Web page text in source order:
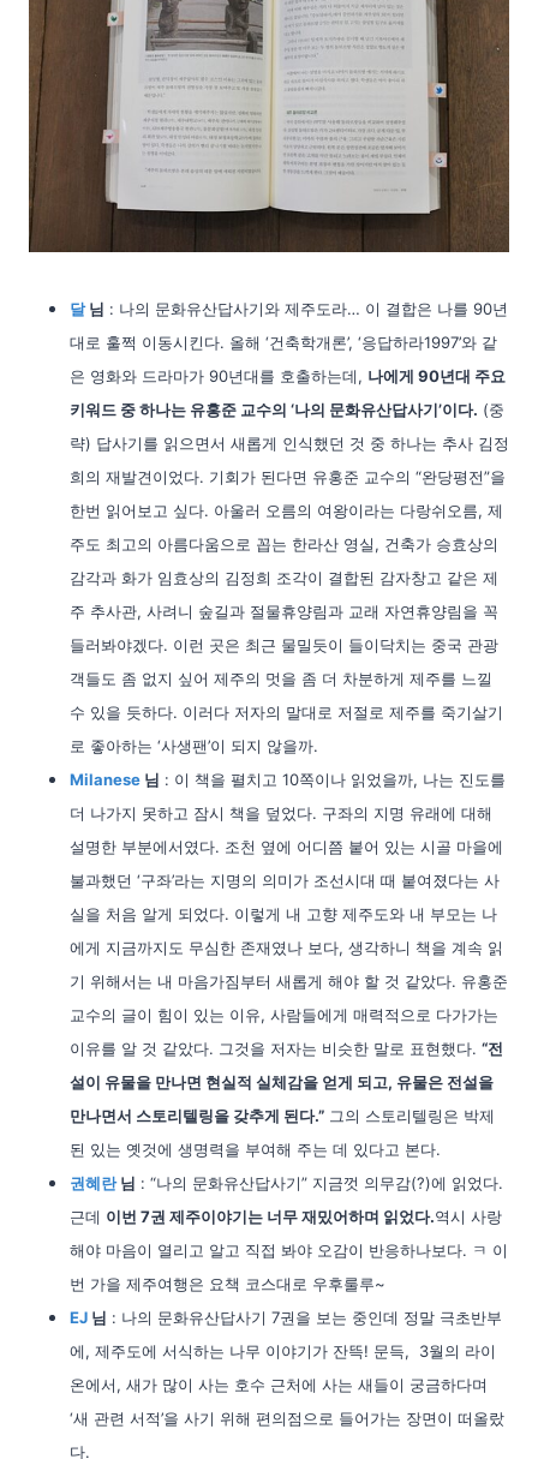
달님 : 나의 문화유산답사기와 제주도라… 이 결합은 나를 90년
대로 훌쩍 이동시킨다. 올해 ‘건축학개론’, ‘응답하라1997’와 같
은 영화와 드라마가 90년대를 호출하는데, 나에게 90년대 주요
키워드 중 하나는 유홍준 교수의 ‘나의 문화유산답사기’이다. (중
략) 답사기를 읽으면서 새롭게 인식했던 것 중 하나는 추사 김정
희의 재발견이었다. 기회가 된다면 유홍준 교수의 “완당평전”을
한번 읽어보고 싶다. 아울러 오름의 여왕이라는 다랑쉬오름, 제
주도 최고의 아름다움으로 꼽는 한라산 영실, 건축가 승효상의
감각과 화가 임효상의 김정희 조각이 결합된 감자창고 같은 제
주 추사관, 사려니 숲길과 절물휴양림과 교래 자연휴양림을 꼭
들러봐야겠다. 이런 곳은 최근 물밀듯이 들이닥치는 중국 관광
객들도 좀 없지 싶어 제주의 멋을 좀 더 차분하게 제주를 느낄
수 있을 듯하다. 이러다 저자의 말대로 저절로 제주를 죽기살기
로 좋아하는 ‘사생팬’이 되지 않을까.
Milanese 님 : 이 책을 펼치고 10쪽이나 읽었을까, 나는 진도를
더 나가지 못하고 잠시 책을 덮었다. 구좌의 지명 유래에 대해
설명한 부분에서였다. 조천 옆에 어디쯤 붙어 있는 시골 마을에
불과했던 ‘구좌’라는 지명의 의미가 조선시대 때 붙여졌다는 사
실을 처음 알게 되었다. 이렇게 내 고향 제주도와 내 부모는 나
에게 지금까지도 무심한 존재였나 보다, 생각하니 책을 계속 읽
기 위해서는 내 마음가짐부터 새롭게 해야 할 것 같았다. 유홍준
교수의 글이 힘이 있는 이유, 사람들에게 매력적으로 다가가는
이유를 알 것 같았다. 그것을 저자는 비슷한 말로 표현했다. “전
설이 유물을 만나면 현실적 실체감을 얻게 되고, 유물은 전설을
만나면서 스토리텔링을 갖추게 된다.” 그의 스토리텔링은 박제
된 있는 옛것에 생명력을 부여해 주는 데 있다고 본다.
권혜란님 : “나의 문화유산답사기” 지금껏 의무감(?)에 읽었다.
근데 이번 7권 제주이야기는 너무 재밌어하며 읽었다.역시 사랑
해야 마음이 열리고 알고 직접 봐야 오감이 반응하나보다. ㅋ 이
번 가을 제주여행은 요책 코스대로 우후룰루~
EJ 님 : 나의 문화유산답사기 7권을 보는 중인데 정말 극초반부
에, 제주도에 서식하는 나무 이야기가 잔뜩! 문득, 3월의 라이
온에서, 새가 많이 사는 호수 근처에 사는 새들이 궁금하다며
‘새 관련 서적’을 사기 위해 편의점으로 들어가는 장면이 떠올랐
다.